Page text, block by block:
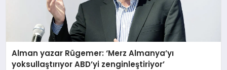
Alman yazar Rügemer: ‘Merz Almanya’yı
yoksullaştırıyor ABD’yi zenginleştiriyor’